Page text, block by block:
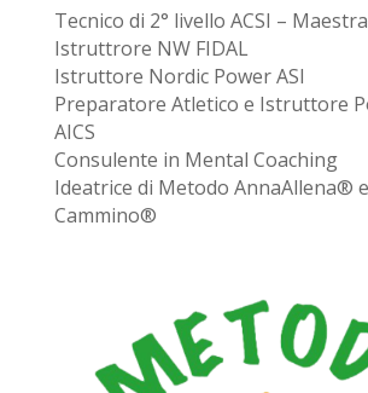
Tecnico di 2° livello ACSI –
Istruttrore NW FIDAL
Istruttore Nordic Power ASI
Preparatore Atletico e Istruttore
AICS
Consulente in Mental Coaching
Ideatrice di Metodo AnnaAllena®
Cammino®